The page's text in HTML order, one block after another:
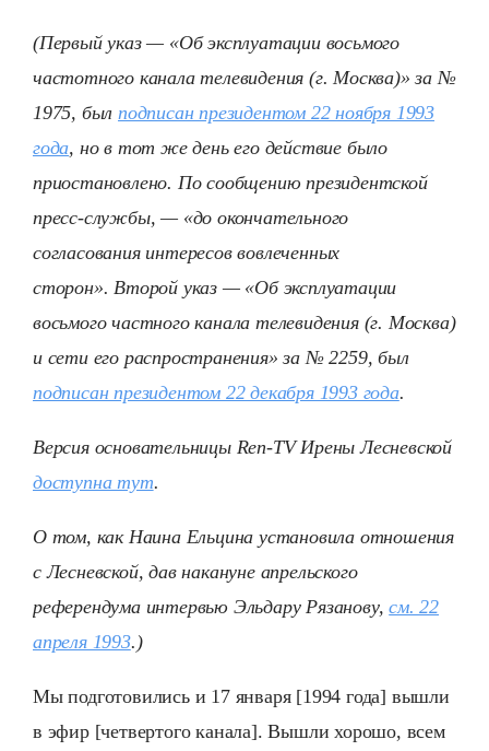
(Первый указ — «Об эксплуатации восьмого
частотного канала телевидения (г. Москва)» за №
1975, был подписан президентом 22 ноября 1993
года, но в тот же день его действие было
приостановлено. По сообщению президентской
пресс-службы, — «до окончательного
согласования интересов вовлеченных
сторон». Второй указ — «Об эксплуатации
восьмого частного канала телевидения (г. Москва)
и сети его распространения» за № 2259, был
подписан президентом 22 декабря 1993 года.
Версия основательницы Ren-TV Ирены Лесневской
доступна тут.
О том, как Наина Ельцина установила отношения
с Лесневской, дав накануне апрельского
референдума интервью Эльдару Рязанову,см. 22
апреля 1993. )
Мы подготовились и 17 января [1994 года] вышли
в эфир [четвертого канала]. Вышли хорошо, всем